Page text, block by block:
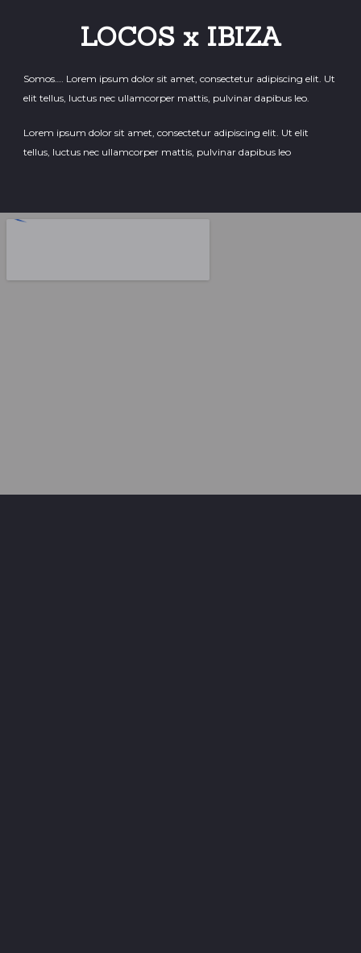
LOCOS x IBIZA
Somos…. Lorem ipsum dolor sit amet, consectetur adipiscing elit. Ut
elit tellus, luctus nec ullamcorper mattis, pulvinar dapibus leo.
Lorem ipsum dolor sit amet, consectetur adipiscing elit. Ut elit
tellus, luctus nec ullamcorper mattis, pulvinar dapibus leo